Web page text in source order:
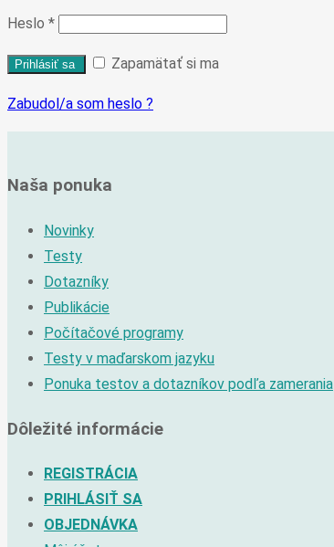
Heslo *
Zapamätať si ma
Zabudol/a som heslo ?
Naša ponuka
Novinky
Testy
Dotazníky
Publikácie
Počítačové programy
Testy v maďarskom jazyku
Ponuka testov a dotazníkov podľa zamerania
Dôležité informácie
REGISTRÁCIA
PRIHLÁSIŤ SA
OBJEDNÁVKA